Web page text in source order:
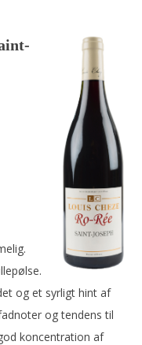
og et syrligt hint af
og tendens til
koncentration af